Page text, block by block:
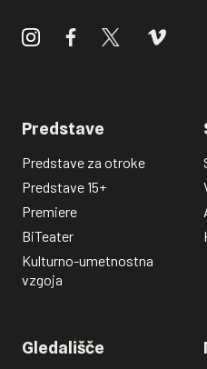
Predstave
Predstave za otroke
Predstave 15+
Premiere
BiTeater
Kulturno-umetnostna
vzgoja
Gledališče